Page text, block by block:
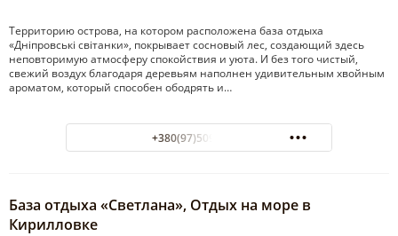
Территорию острова, на котором расположена база отдыха
«Дніпровські світанки», покрывает сосновый лес, создающий здесь
неповторимую атмосферу спокойствия и уюта. И без того чистый,
свежий воздух благодаря деревьям наполнен удивительным хвойным
ароматом, который способен ободрять и…
+380(97)509-55-33
База отдыха «Светлана», Отдых на море в
Кирилловке